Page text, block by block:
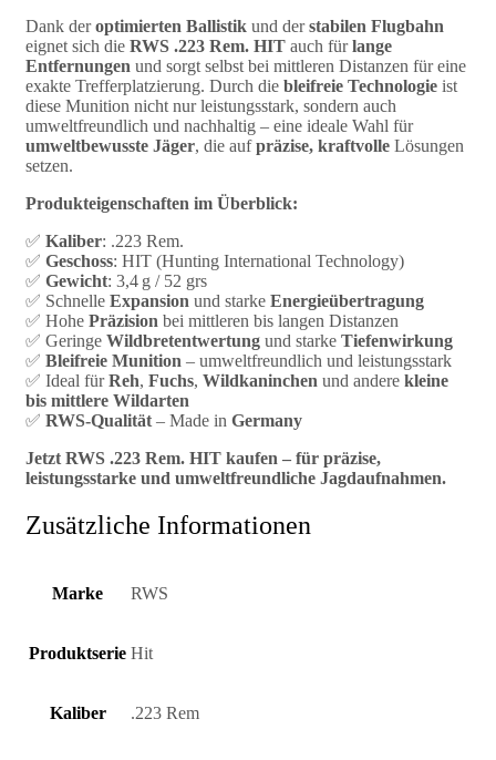
Dank deroptimierten Ballistik und derstabilen Flugbahn
eignet sich die RWS .223 Rem. HIT auch fürlange
Entfernungen und sorgt selbst bei mittleren Distanzen für eine
exakte Trefferplatzierung. Durch die bleifreie Technologie ist
diese Munition nicht nur leistungsstark, sondern auch
umweltfreundlich und nachhaltig – eine ideale Wahl für
umweltbewusste Jäger, die aufpräzise, kraftvolle Lösungen
setzen.
Produkteigenschaften im Überblick:
✅ Kaliber: .223 Rem.
✅ Geschoss: HIT (Hunting International Technology)
✅ Gewicht: 3,4 g / 52 grs
✅ Schnelle Expansion und starke Energieübertragung
✅ Hohe Präzision bei mittleren bis langen Distanzen
✅ Geringe Wildbretentwertung und starke Tiefenwirkung
✅ Bleifreie Munition – umweltfreundlich und leistungsstark
✅ Ideal fürReh, Fuchs, Wildkaninchen und andere kleine
bis mittlere Wildarten
✅ RWS-Qualität – Made in Germany
Jetzt RWS .223 Rem. HIT kaufen – für präzise,
leistungsstarke und umweltfreundliche Jagdaufnahmen.
Zusätzliche Informationen
Marke RWS
Produktserie Hit
Kaliber .223 Rem